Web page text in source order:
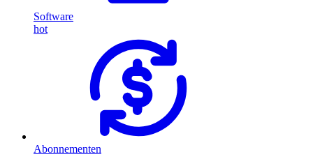
Software
hot
Abonnementen